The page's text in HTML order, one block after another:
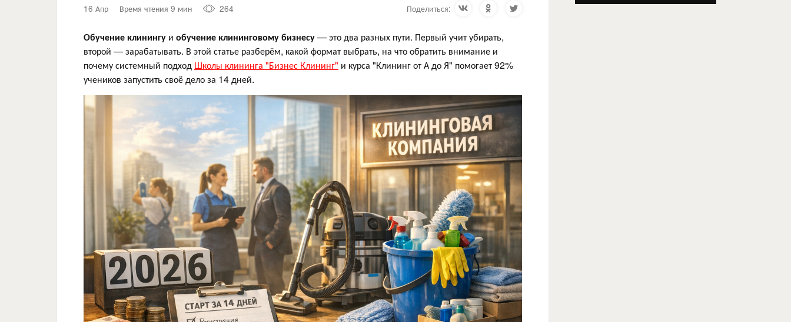
16 Апр Время чтения 9 мин 264 Поделиться:
Обучение клинингу и обучение клининговому бизнесу— это два разных пути. Первый учит убирать,
второй — зарабатывать. В этой статье разберём, какой формат выбрать, на что обратить внимание и
почему системный подход Школы клининга "Бизнес Клининг" и курса "Клининг от А до Я" помогает 92%
учеников запустить своё дело за 14 дней.